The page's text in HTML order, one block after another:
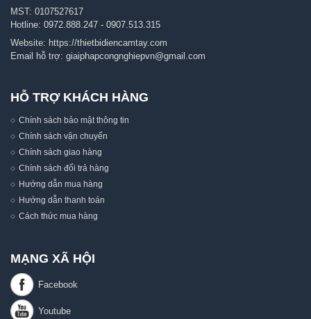
MST: 0107527617
Hotline: 0972.888.247 - 0907.513.315
Website: https://thietbidiencamtay.com
Email hỗ trợ: giaiphapcongnghiepvn@gmail.com
HỖ TRỢ KHÁCH HÀNG
Chính sách bảo mật thông tin
Chính sách vận chuyển
Chính sách giao hàng
Chính sách đổi trả hàng
Hướng dẫn mua hàng
Hướng dẫn thanh toán
Cách thức mua hàng
MẠNG XÃ HỘI